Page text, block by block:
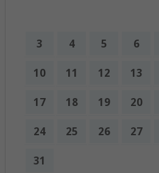
3 4 5 6
10 11 12 13
17 18 19 20
24 25 26 27
31